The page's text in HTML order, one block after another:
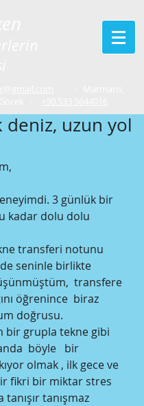
deniz, uzun yol
3 günlük bir
kadar dolu dolu
transferi notunu
seninle birlikte
transfere
öğrenince  biraz
doğrusu.
bir grupla tekne gibi
böyle   bir
olmak , ilk gece ve
fikri bir miktar stres
tanışır tanışmaz